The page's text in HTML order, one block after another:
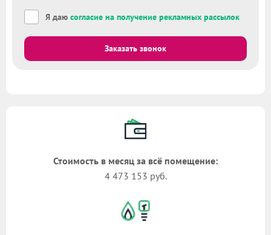
Я даю согласие на получение рекламных рассылок
Заказать звонок
Стоимость в месяц за всё помещение:
4 473 153 руб.